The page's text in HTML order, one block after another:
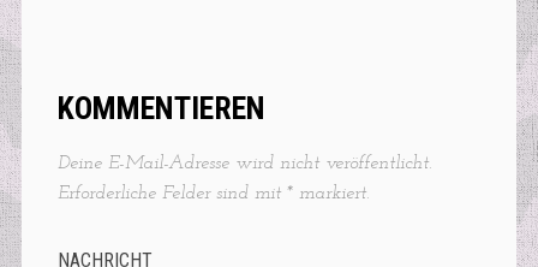
KOMMENTIEREN
Deine E-Mail-Adresse wird nicht veröffentlicht.
Erforderliche Felder sind mit *markiert.
NACHRICHT